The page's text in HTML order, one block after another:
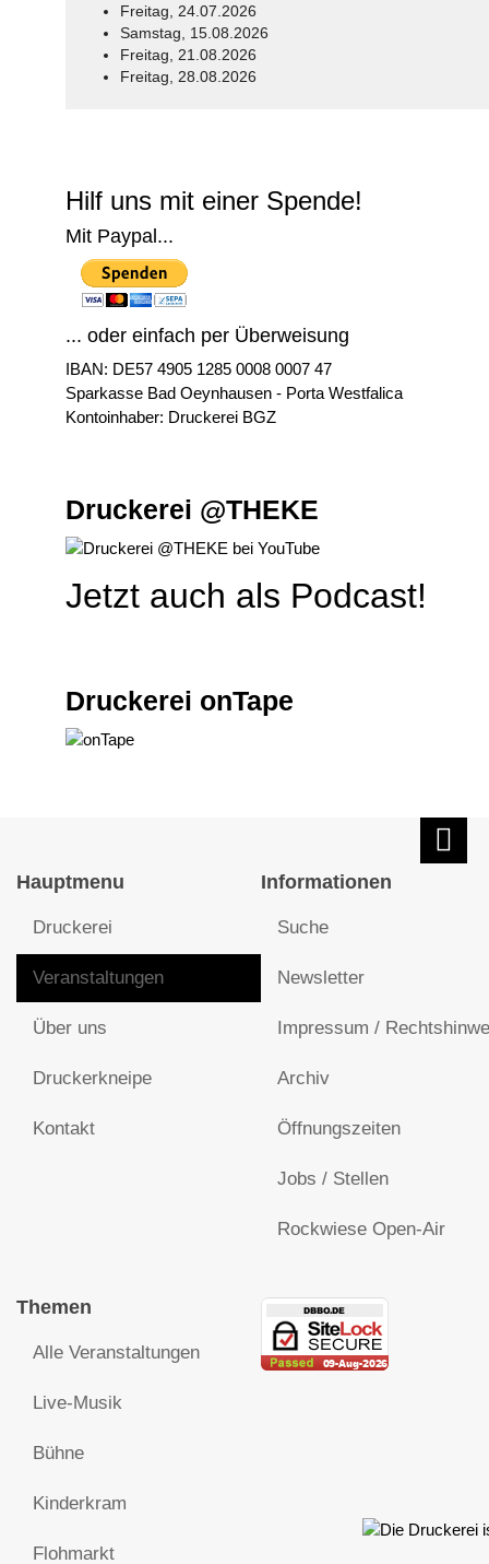
Freitag, 24.07.2026
Samstag, 15.08.2026
Freitag, 21.08.2026
Freitag, 28.08.2026
Hilf uns mit einer Spende!
Mit Paypal...
... oder einfach per Überweisung
IBAN: DE57 4905 1285 0008 0007 47
Sparkasse Bad Oeynhausen - Porta Westfalica
Kontoinhaber: Druckerei BGZ
Druckerei @THEKE
Jetzt auch als Podcast!
Druckerei onTape
Hauptmenu
Druckerei
Veranstaltungen
Über uns
Druckerkneipe
Kontakt
Informationen
Suche
Newsletter
Impressum /
Archiv
Öffnungszeiten
Jobs / Stellen
Rockwiese Open-Air
Themen
Alle Veranstaltungen
Live-Musik
Bühne
Kinderkram
Flohmarkt